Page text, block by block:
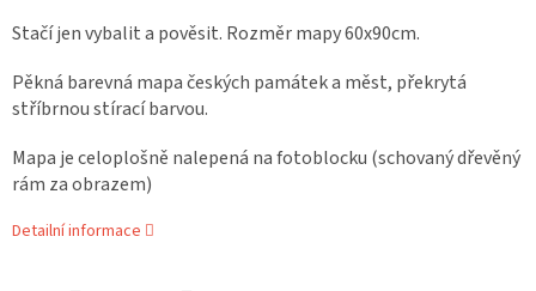
Stačí jen vybalit a pověsit. Rozměr mapy 60x90cm.
Pěkná barevná mapa českých památek a měst, překrytá
stříbrnou stírací barvou.
Mapa je celoplošně nalepená na fotoblocku (schovaný dřevěný
rám za obrazem)
Detailní informace